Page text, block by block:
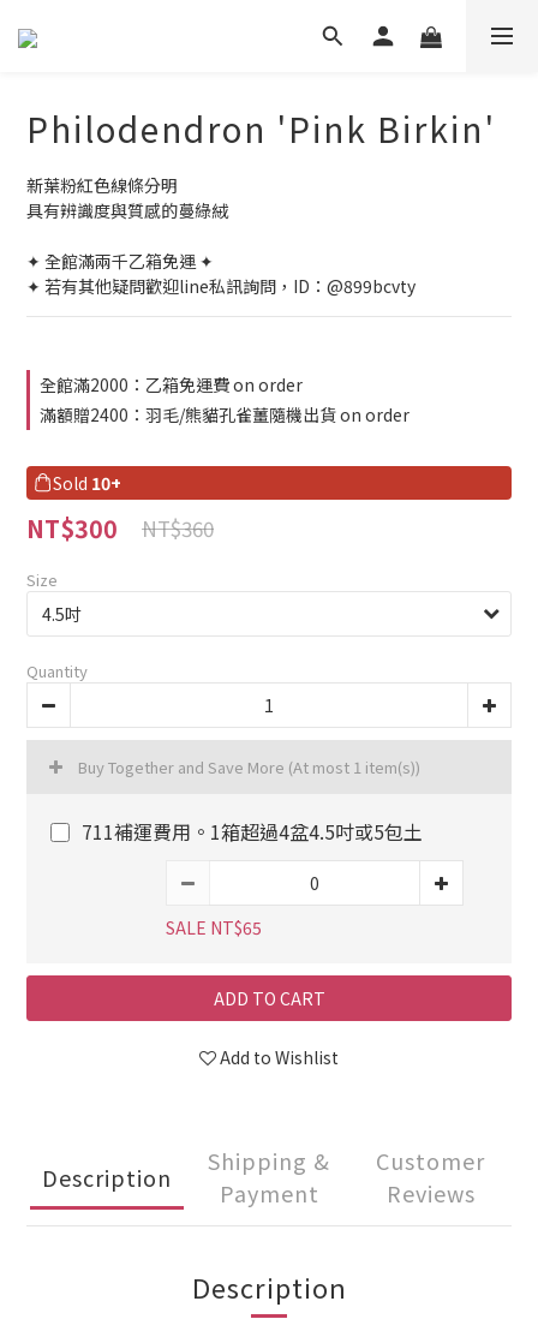
Philodendron 'Pink Birkin'
新葉粉紅色線條分明
具有辨識度與質感的蔓綠絨
✦ 全館滿兩千乙箱免運 ✦
✦ 若有其他疑問歡迎line私訊詢問，ID：@899bcvty
全館滿2000：乙箱免運費 on order
滿額贈2400：羽毛/熊貓孔雀薑隨機出貨 on order
Sold 10+
NT$300 NT$360
Size
Quantity
Buy Together and Save More (At most 1 item(s))
711補運費用。1箱超過4盆4.5吋或5包土
SALE NT$65
ADD TO CART
Add to Wishlist
Description
Shipping &
Payment
Customer
Reviews
Description